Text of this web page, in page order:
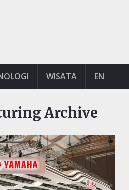
WISATA EN
Archive